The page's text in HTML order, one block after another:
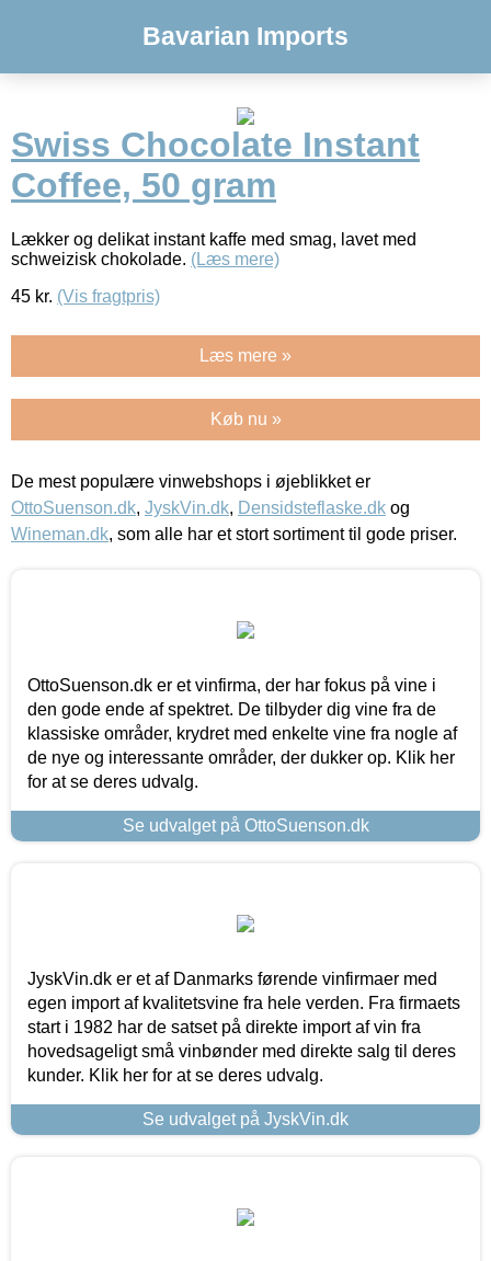
Bavarian Imports
Swiss Chocolate Instant
Coffee, 50 gram
Lækker og delikat instant kaffe med smag, lavet med
schweizisk chokolade. (Læs mere)
45 kr. (Vis fragtpris)
Læs mere »
Køb nu »
De mest populære vinwebshops i øjeblikket er
OttoSuenson.dk, JyskVin.dk, Densidsteflaske.dk og
Wineman.dk, som alle har et stort sortiment til gode priser.
OttoSuenson.dk er et vinfirma, der har fokus på vine i
den gode ende af spektret. De tilbyder dig vine fra de
klassiske områder, krydret med enkelte vine fra nogle af
de nye og interessante områder, der dukker op. Klik her
for at se deres udvalg.
Se udvalget på OttoSuenson.dk
JyskVin.dk er et af Danmarks førende vinfirmaer med
egen import af kvalitetsvine fra hele verden. Fra firmaets
start i 1982 har de satset på direkte import af vin fra
hovedsageligt små vinbønder med direkte salg til deres
kunder. Klik her for at se deres udvalg.
Se udvalget på JyskVin.dk